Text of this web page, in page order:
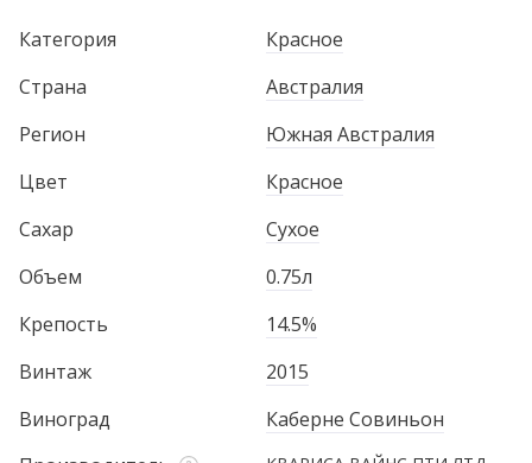
Категория
Красное
Страна
Австралия
Регион
Южная Австралия
Цвет
Красное
Сахар
Сухое
Объем
0.75л
Крепость
14.5%
Винтаж
2015
Виноград
Каберне Совиньон